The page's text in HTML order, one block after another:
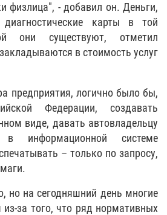
физлица", - добавил он. Деньги,
карты в той
они существуют, отметил
в стоимость услуг
предприятия, логично было бы,
Федерации, создавать
виде, давать автовладельцу
информационной системе
– только по запросу,
но на сегодняшний день многие
за того, что ряд нормативных